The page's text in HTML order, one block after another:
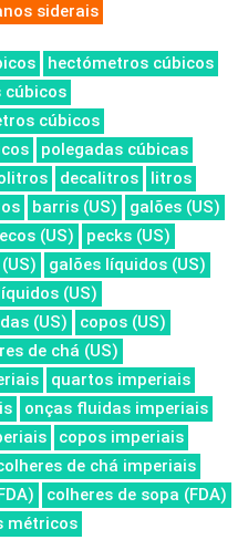
siderais
hectómetros cúbicos
cúbicos
cúbicos
polegadas cúbicas
decalitros
litros
barris (US)
galões (US)
(US)
pecks (US)
galões líquidos (US)
(US)
(US)
copos (US)
de chá (US)
quartos imperiais
onças fluidas imperiais
copos imperiais
de chá imperiais
colheres de sopa (FDA)
métricos